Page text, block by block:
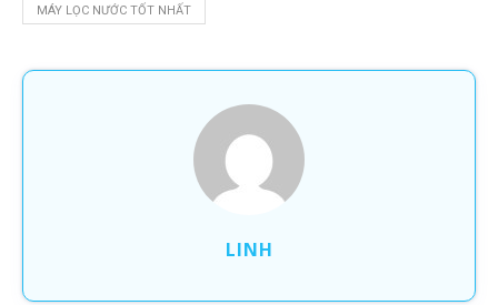
MÁY LỌC NƯỚC TỐT NHẤT
LINH